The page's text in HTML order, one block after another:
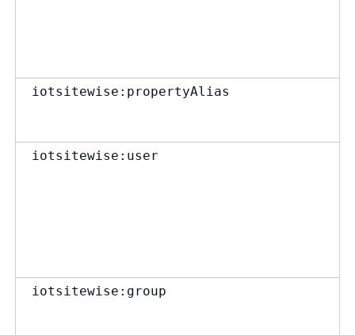
iotsitewise:propertyAlias
iotsitewise:user
iotsitewise:group